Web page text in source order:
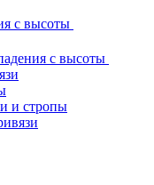
с высоты
с высоты
и стропы